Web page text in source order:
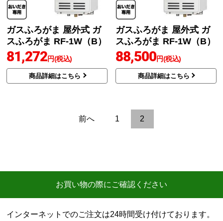
ガスふろがま 屋外式 ガ
スふろがま RF-1W（B）
81,272円(税込)
商品詳細はこちら
ガスふろがま 屋外式 ガ
スふろがま RF-1W（B）
88,500円(税込)
商品詳細はこちら
前へ 1 2
お買い物の際にご確認ください
インターネットでのご注文は24時間受け付けております。